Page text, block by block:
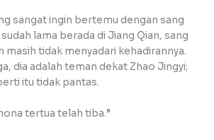
sangat ingin bertemu dengan sang
lama berada di Jiang Qian, sang
masih tidak menyadari kehadirannya.
dia adalah teman dekat Zhao Jingyi;
itu tidak pantas.
tertua telah tiba.”